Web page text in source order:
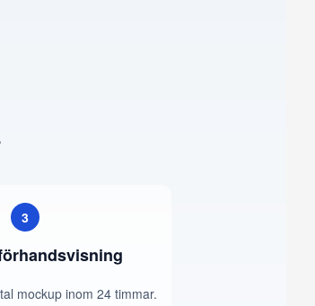
3
mockup inom 24 timmar.